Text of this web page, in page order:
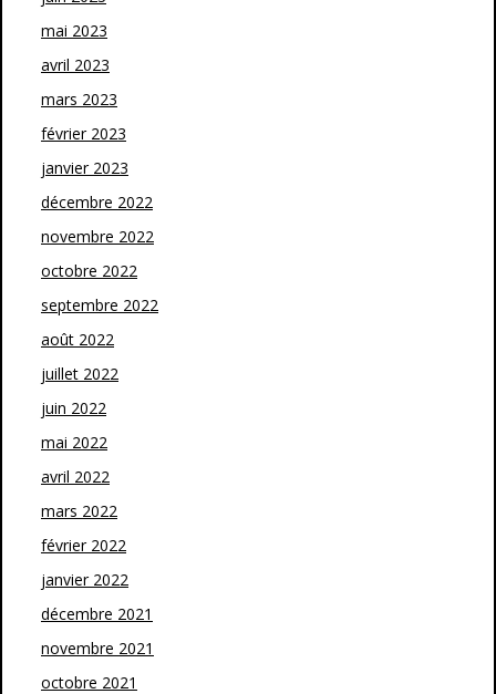
mai 2023
avril 2023
mars 2023
février 2023
janvier 2023
décembre 2022
novembre 2022
octobre 2022
septembre 2022
août 2022
juillet 2022
juin 2022
mai 2022
avril 2022
mars 2022
février 2022
janvier 2022
décembre 2021
novembre 2021
octobre 2021